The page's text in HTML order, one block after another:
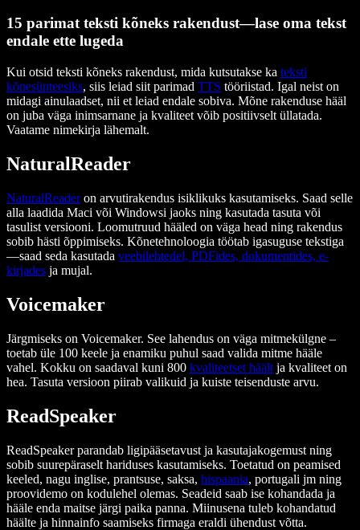
15 parimat teksti kõneks rakendust—lase oma tekst
endale ette lugeda
Kui otsid teksti kõneks rakendust, mida kutsutakse ka teksti
kõnesünteesiks, siis leiad siit parimad TTS tööriistad. Igal neist on
midagi ainulaadset, nii et leiad endale sobiva. Mõne rakenduse hääl
on juba väga inimsarnane ja kvaliteet võib positiivselt üllatada.
Vaatame nimekirja lähemalt.
NaturalReader
NaturalReaderon arvutirakendus isiklikuks kasutamiseks. Saad selle
alla laadida Maci või Windowsi jaoks ning kasutada tasuta või
tasulist versiooni. Loomutruud hääled on väga head ning rakendus
sobib hästi õppimiseks. Kõnetehnoloogia töötab igasuguse tekstiga
—saad seda kasutada veebilehtedel, PDFides, dokumentides, e-
kirjades ja mujal.
Voicemaker
Järgmiseks on Voicemaker. See lahendus on väga mitmekülgne –
toetab üle 100 keele ja enamiku puhul saad valida mitme hääle
vahel. Kokku on saadaval kuni 800 kvaliteetset häält ja kvaliteet on
hea. Tasuta versioon piirab valikuid ja kuiste teisenduste arvu.
ReadSpeaker
ReadSpeaker parandab ligipääsetavust ja kasutajakogemust ning
sobib suurepäraselt hariduses kasutamiseks. Toetatud on peamised
keeled, nagu inglise, prantsuse, saksa, hispaania, portugali jm ning
proovidemo on kodulehel olemas. Seadeid saab ise kohandada ja
hääle enda maitse järgi paika panna. Miinusena tuleb kohandatud
häälte ja hinnainfo saamiseks firmaga eraldi ühendust võtta.